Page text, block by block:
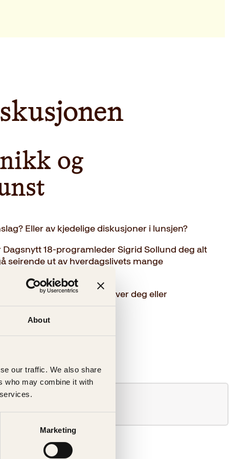
About
our traffic. We also share
who may combine it with
Marketing
og
Eller av kjedelige diskusjoner i lunsjen?
18-programleder Sigrid Sollund deg alt
seirende ut av hverdagslivets mange
debatt noen kan valse over deg eller